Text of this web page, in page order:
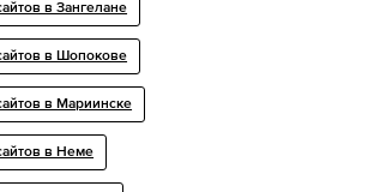
в Зангелане
в Шопокове
в Мариинске
в Неме